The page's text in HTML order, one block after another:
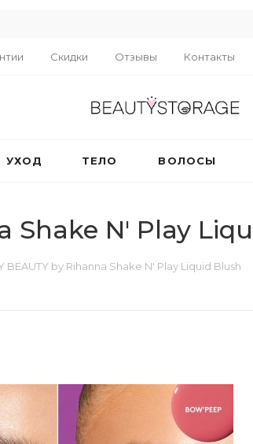
Скидки Отзывы Контакты
УХОД ТЕЛО ВОЛОСЫ
Shake N' Play
BEAUTY by Rihanna Shake N' Play Liquid Blush